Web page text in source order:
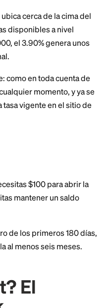
ACH; sin tarjeta de
3.90%
Direct se ubica cerca
mejores tasas
de $10,000, el
nacional.
importante: como en
en cualquier